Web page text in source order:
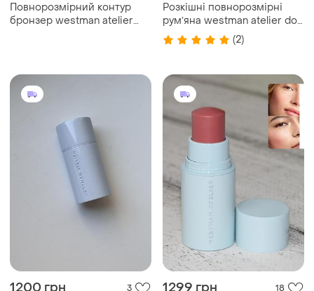
Повнорозмірний контур
бронзер westman atelier
Розкішні повнорозмірні
румʼяна westman atelier dou
dou
(2)
1200 грн 3 1299 грн 18